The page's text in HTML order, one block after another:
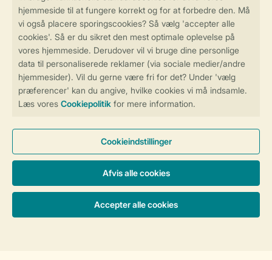
Få en personligt tilpasset oplevelse
på Landal.dk
Sikker datahåndtering
Vilkår og betingelser Persondatapolitik
Cookies og banner
© 2026 Landal Formidling ApS | CVR 28842392